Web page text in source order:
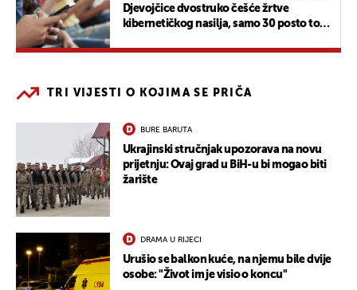
Djevojčice dvostruko češće žrtve
kibernetičkog nasilja, samo 30 posto to
TRI VIJESTI O KOJIMA SE PRIČA
BURE BARUTA
Ukrajinski stručnjak upozorava na novu
prijetnju: Ovaj grad u BiH-u bi mogao biti
žarište
DRAMA U RIJECI
Urušio se balkon kuće, na njemu bile dvije
osobe: "Život im je visio o koncu"